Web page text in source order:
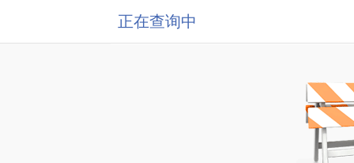
正在查询中